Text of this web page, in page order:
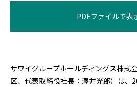
PDFファイルで表
サワイグループホールディングス株式
区、代表取締役社長：澤井光郎）は、